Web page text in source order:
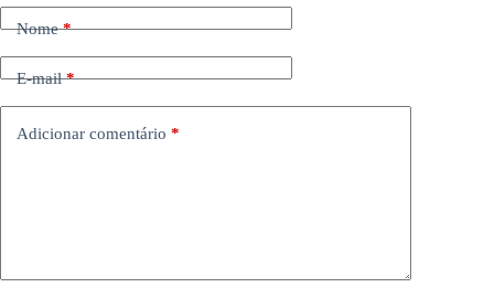
Nome*
E-mail*
Adicionar comentário *